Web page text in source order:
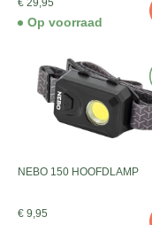
€ 29,95
Op voorraad
NEBO 150 HOOFDLAMP
€ 9,95